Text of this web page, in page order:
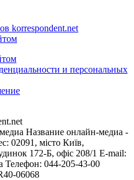
korrespondent.net
и персональных
Название онлайн-медиа -
02091, місто Київ,
172-Б, офіс 208/1 E-mail:
Телефон: 044-205-43-00
06068